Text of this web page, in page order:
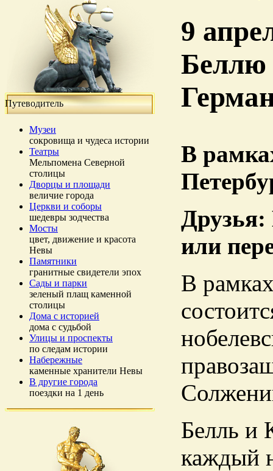
Путеводитель
Музеи
сокровища и чудеса истории
Театры
Мельпомена Северной
столицы
Дворцы и площади
величие города
Церкви и соборы
шедевры зодчества
Мосты
цвет, движение и красота
Невы
Памятники
гранитные свидетели эпох
Сады и парки
зеленый плащ каменной
столицы
Дома с историей
дома с судьбой
Улицы и проспекты
по следам истории
Набережные
каменные хранители Невы
В другие города
поездки на 1 день
9
Беллю
В
Друзья:
или
В
Белль и
каждый